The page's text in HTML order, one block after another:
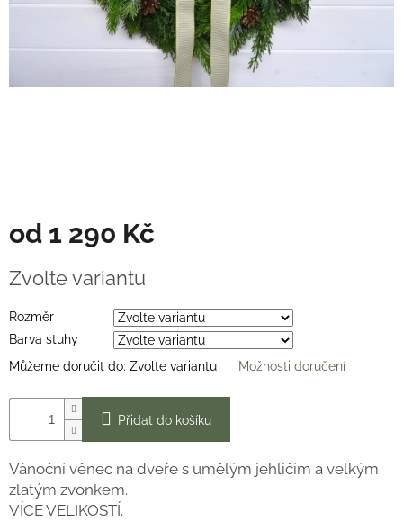
Hodnocení
(FAQ)
mně
Přihlášení
od 1 290 Kč
cena:
Zvolte variantu
Rozměr
Barva stuhy
Můžeme doručit do: Zvolte variantu Možnosti doručení
Přidat do košíku
Vánoční věnec na dveře s umělým jehličím a velkým
zlatým zvonkem.
VÍCE VELIKOSTÍ.